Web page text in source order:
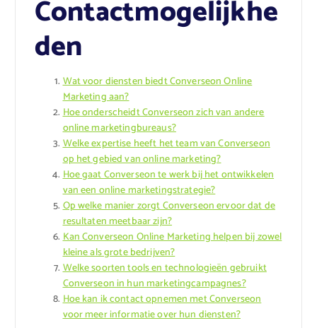
Contactmogelijkhe
den
Wat voor diensten biedt Converseon Online
Marketing aan?
Hoe onderscheidt Converseon zich van andere
online marketingbureaus?
Welke expertise heeft het team van Converseon
op het gebied van online marketing?
Hoe gaat Converseon te werk bij het ontwikkelen
van een online marketingstrategie?
Op welke manier zorgt Converseon ervoor dat de
resultaten meetbaar zijn?
Kan Converseon Online Marketing helpen bij zowel
kleine als grote bedrijven?
Welke soorten tools en technologieën gebruikt
Converseon in hun marketingcampagnes?
Hoe kan ik contact opnemen met Converseon
voor meer informatie over hun diensten?